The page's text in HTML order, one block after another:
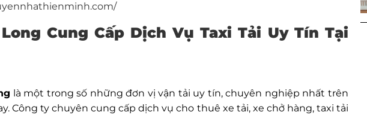
Cung Cấp Dịch Vụ Taxi Tải Uy Tín Tại
là một trong số những đơn vị vận tải uy tín, chuyên nghiệp nhất trên
Công ty chuyên cung cấp dịch vụ cho thuê xe tải, xe chở hàng, taxi tải